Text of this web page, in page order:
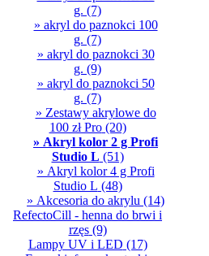
g. (7)
» akryl do paznokci 100
g. (7)
» akryl do paznokci 30
g. (9)
» akryl do paznokci 50
g. (7)
» Zestawy akrylowe do
100 zł Pro(20)
» Akryl kolor 2 g Profi
Studio L (51)
» Akryl kolor 4 g Profi
Studio L (48)
» Akcesoria do akrylu (14)
RefectoCill - henna do brwi i
rzęs(9)
Lampy UV i LED (17)